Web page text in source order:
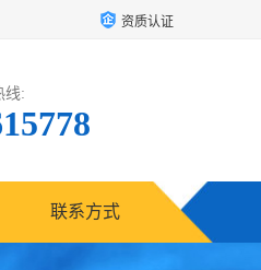
资质认证
线:
联系方式